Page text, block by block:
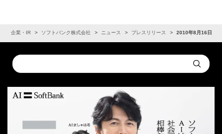
企業・IR ソフトバンク株式会社 ニュース プレスリリース 2010年8月16日
Conduct
a
Submit